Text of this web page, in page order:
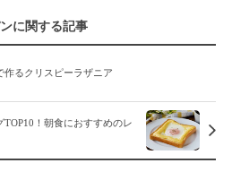
に関する記事
作るクリスピーラザニア
TOP10！朝食におすすめのレ